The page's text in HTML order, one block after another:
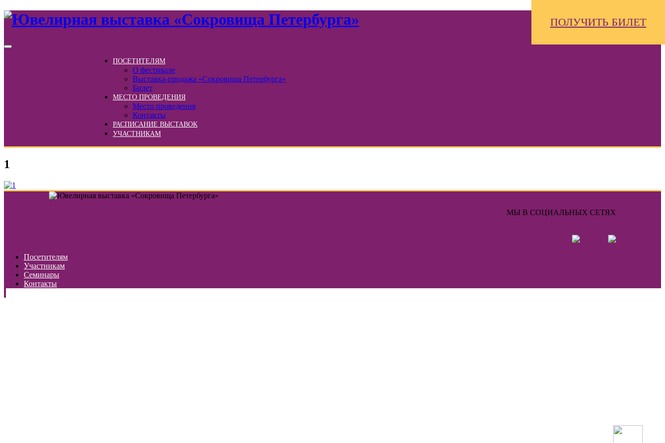
ПОСЕТИТЕЛЯМ
О фестивале
Выставка-продажа «Сокровища Петербурга»
Билет
МЕСТО ПРОВЕДЕНИЯ
Место проведения
Контакты
РАСПИСАНИЕ ВЫСТАВОК
УЧАСТНИКАМ
ПОЛУЧИТЬ БИЛЕТ
1
МЫ В СОЦИАЛЬНЫХ СЕТЯХ
Посетителям
Участникам
Семинары
Контакты